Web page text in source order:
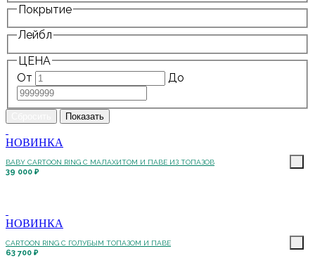
Покрытие
Лейбл
ЦЕНА
От
До
НОВИНКА
BABY CARTOON RING С МАЛАХИТОМ И ПАВЕ ИЗ ТОПАЗОВ
39 000 ₽
НОВИНКА
CARTOON RING С ГОЛУБЫМ ТОПАЗОМ И ПАВЕ
63 700 ₽